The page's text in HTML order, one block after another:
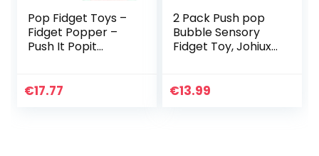
Pop Fidget Toys –
Fidget Popper –
Push It Popit
Poppers
€17.77
2 Pack Push pop
Bubble Sensory
Fidget Toy, Johiux
Noden Sensory
€13.99